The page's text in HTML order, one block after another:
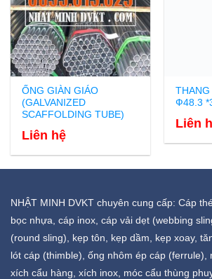
ỐNG GIÀN GIÁO
(GALVANIZED
SCAFFOLDING TUBE)
Liên hệ
Ф48.3
Liên
NHẬT MINH DVKT chuyên cung cấp: Cáp
bọc nhựa, cáp inox, cáp vải dẹt (webbing
(round sling), kẹp tôn, kẹp dầm, kẹp xoay,
lót cáp (thimble), ống nhôm ép cáp (ferrule),
xích cẩu hàng, xích inox, móc cẩu thùng